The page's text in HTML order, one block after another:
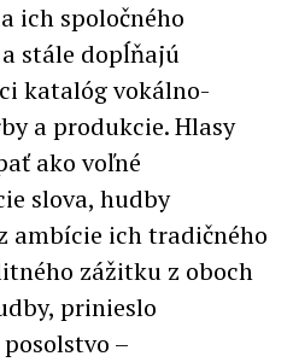
ich spoločného
stále dopĺňajú
katalóg vokálno-
a produkcie. Hlasy
ako voľné
slova, hudby
ambície ich tradičného
zážitku z oboch
prinieslo
–